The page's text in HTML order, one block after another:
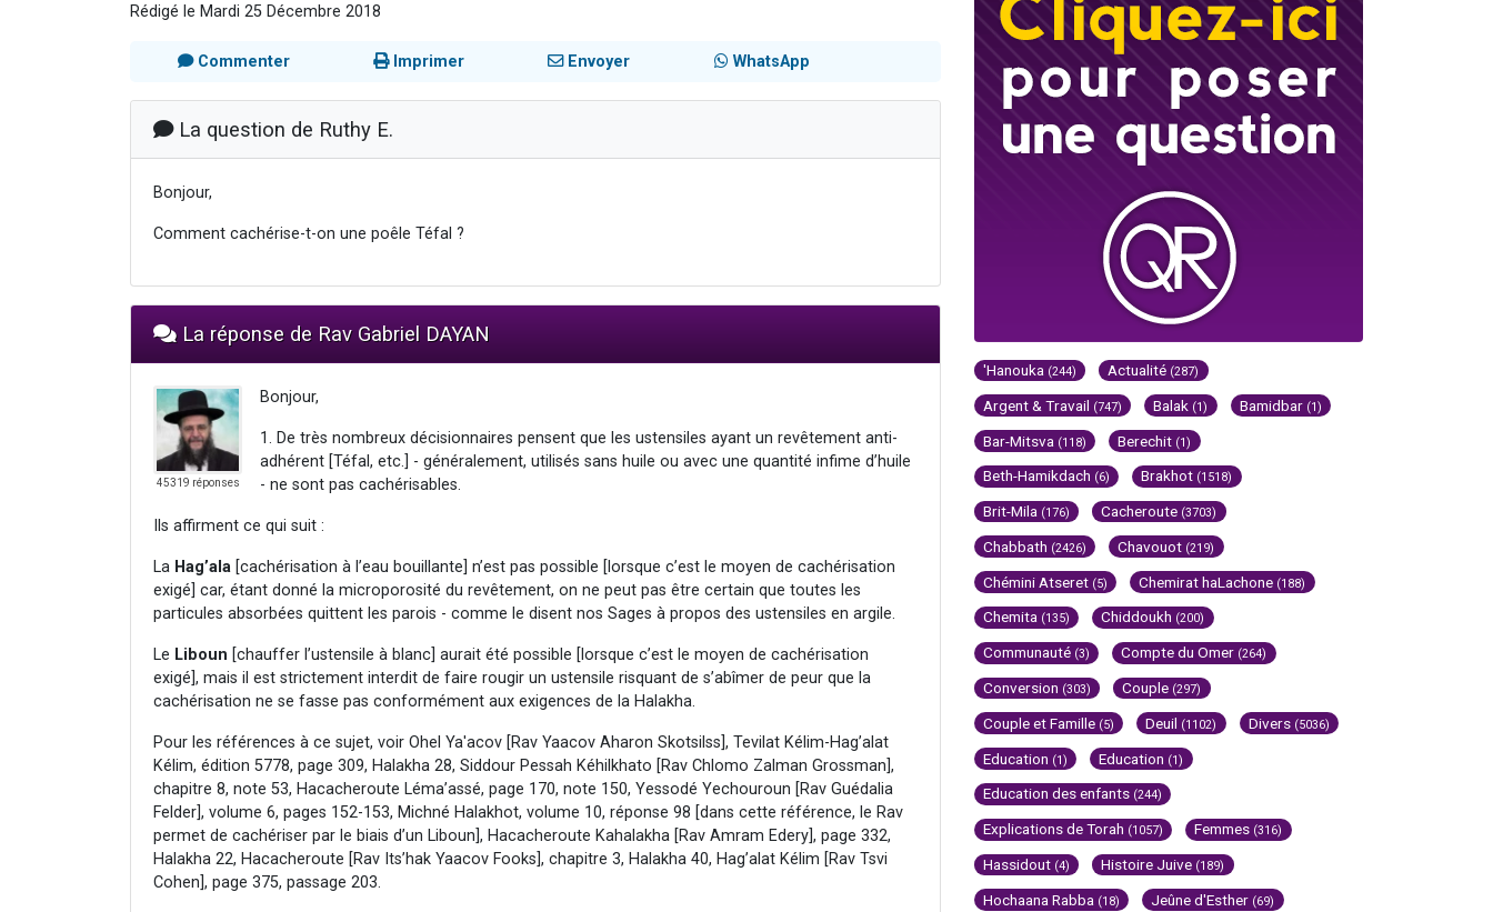
Rédigé le Mardi 25 Décembre 2018
Commenter Imprimer Envoyer WhatsApp
La question de Ruthy E.
Bonjour,
Comment cachérise-t-on une poêle Téfal ?
La réponse de Rav Gabriel DAYAN
45319 réponses
Bonjour,
1. De très nombreux décisionnaires pensent que les ustensiles ayant un revêtement anti-
adhérent [Téfal, etc.] - généralement, utilisés sans huile ou avec une quantité infime d’huile
- ne sont pas cachérisables.
Ils affirment ce qui suit :
La Hag’ala [cachérisation à l’eau bouillante] n’est pas possible [lorsque c’est le moyen de cachérisation
exigé] car, étant donné la microporosité du revêtement, on ne peut pas être certain que toutes les
particules absorbées quittent les parois - comme le disent nos Sages à propos des ustensiles en argile.
Le Liboun [chauffer l’ustensile à blanc] aurait été possible [lorsque c’est le moyen de cachérisation
exigé], mais il est strictement interdit de faire rougir un ustensile risquant de s’abîmer de peur que la
cachérisation ne se fasse pas conformément aux exigences de la Halakha.
Pour les références à ce sujet, voir Ohel Ya'acov [Rav Yaacov Aharon Skotsilss], Tevilat Kélim-Hag’alat
Kélim, édition 5778, page 309, Halakha 28, Siddour Pessah Kéhilkhato [Rav Chlomo Zalman Grossman],
chapitre 8, note 53, Hacacheroute Léma’assé, page 170, note 150, Yessodé Yechouroun [Rav Guédalia
Felder], volume 6, pages 152-153, Michné Halakhot, volume 10, réponse 98 [dans cette référence, le Rav
permet de cachériser par le biais d’un Liboun], Hacacheroute Kahalakha [Rav Amram Edery], page 332,
Halakha 22, Hacacheroute [Rav Its’hak Yaacov Fooks], chapitre 3, Halakha 40, Hag’alat Kélim [Rav Tsvi
Cohen], page 375, passage 203.
'Hanouka (244) Actualité (287)
Argent & Travail (747) Balak (1) Bamidbar (1)
Bar-Mitsva (118) Berechit (1)
Beth-Hamikdach (6) Brakhot (1518)
Brit-Mila (176) Cacheroute (3703)
Chabbath (2426) Chavouot (219)
Chémini Atseret (5) Chemirat haLachone (188)
Chemita (135) Chiddoukh (200)
Communauté (3) Compte du Omer (264)
Conversion (303) Couple (297)
Couple et Famille (5) Deuil (1102) Divers (5036)
Education (1) Education (1)
Education des enfants (244)
Explications de Torah (1057) Femmes (316)
Hassidout (4) Histoire Juive (189)
Hochaana Rabba (18) Jeûne d'Esther (69)